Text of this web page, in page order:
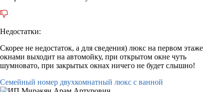
Недостатки:
Скорее не недостаток, а для сведения) люкс на первом этаже
окнами выходит на автомойку, при открытом окне чуть
шумновато, при закрытых окнах ничего не будет слышно!
Семейный номер двухкомнатный люкс с ванной